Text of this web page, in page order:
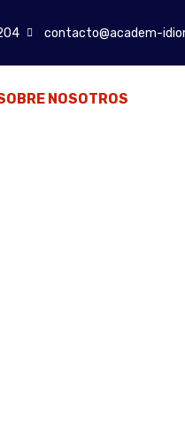
contacto@academ-
NOSOTROS